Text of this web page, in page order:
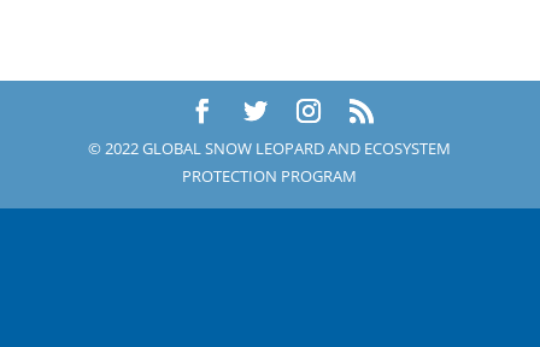
© 2022 GLOBAL SNOW LEOPARD AND ECOSYSTEM
PROTECTION PROGRAM